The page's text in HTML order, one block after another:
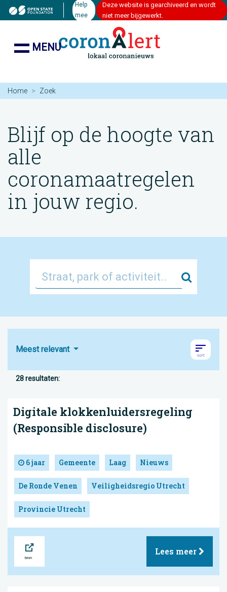
Help
mee
Deze website is gearchiveerd en wordt
niet meer bijgewerkt.
MENU
Home Zoek
Blijf op de hoogte van
alle
coronamaatregelen
in jouw regio.
Zoek
Meest relevant
28 resultaten:
Digitale klokkenluidersregeling
(Responsible disclosure)
6 jaar Gemeente Laag Nieuws
De Ronde Venen Veiligheidsregio Utrecht
Provincie Utrecht
Lees meer